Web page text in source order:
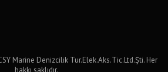
Marine Denizcilik Tur.Elek.Aks.Tic.Ltd.Şti. Her
hakkı saklıdır.